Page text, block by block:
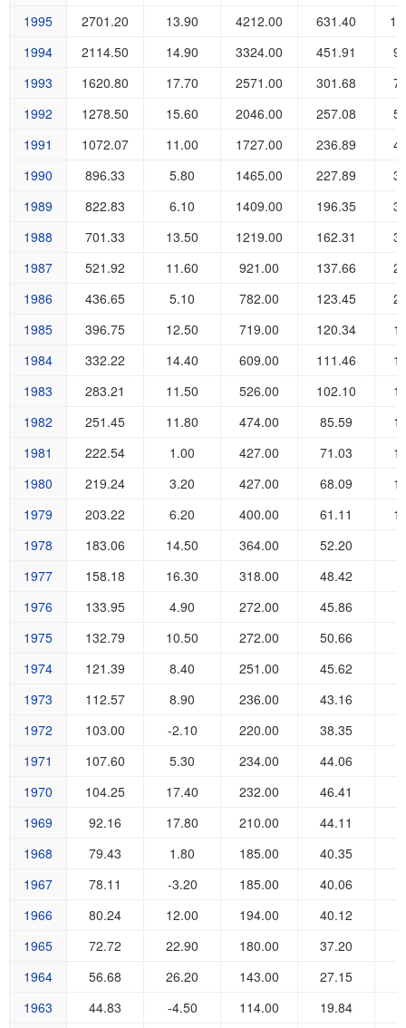
1995
2701.20 13.90 4212.00 631.40
1994
2114.50 14.90 3324.00 451.91
1993
1620.80 17.70 2571.00 301.68
1992
1278.50 15.60 2046.00 257.08
1991
1072.07 11.00 1727.00 236.89
1990
896.33 5.80 1465.00 227.89
1989
822.83 6.10 1409.00 196.35
1988
701.33 13.50 1219.00 162.31
1987
521.92 11.60 921.00 137.66
1986
436.65 5.10 782.00 123.45
1985
396.75 12.50 719.00 120.34
1984
332.22 14.40 609.00 111.46
1983
283.21 11.50 526.00 102.10
1982
251.45 11.80 474.00 85.59
1981
222.54 1.00 427.00 71.03
1980
219.24 3.20 427.00 68.09
1979
203.22 6.20 400.00 61.11
1978
183.06 14.50 364.00 52.20
1977
158.18 16.30 318.00 48.42
1976
133.95 4.90 272.00 45.86
1975
132.79 10.50 272.00 50.66
1974
121.39 8.40 251.00 45.62
1973
112.57 8.90 236.00 43.16
1972
103.00 -2.10 220.00 38.35
1971
107.60 5.30 234.00 44.06
1970
104.25 17.40 232.00 46.41
1969
92.16 17.80 210.00 44.11
1968
79.43 1.80 185.00 40.35
1967
78.11 -3.20 185.00 40.06
1966
80.24 12.00 194.00 40.12
1965
72.72 22.90 180.00 37.20
1964
56.68 26.20 143.00 27.15
1963
44.83 -4.50 114.00 19.84